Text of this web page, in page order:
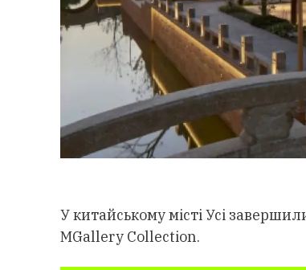
У китайському місті Усі
MGallery Collection.